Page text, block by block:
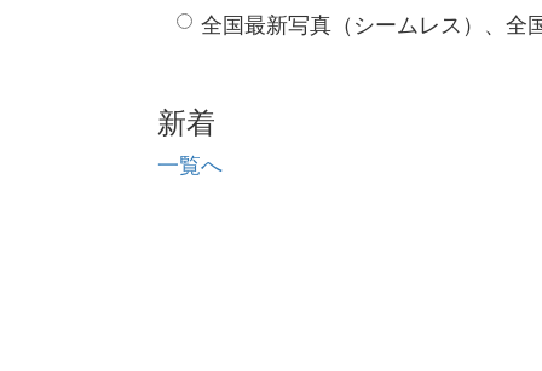
全国最新写真（シームレス）、全
新着
一覧へ